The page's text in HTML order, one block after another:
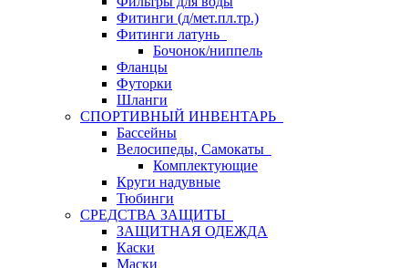
Фитинги (д/мет.пл.тр.)
Фитинги латунь
Бочонок/ниппель
Фланцы
Футорки
Шланги
СПОРТИВНЫЙ ИНВЕНТАРЬ
Бассейны
Велосипеды, Самокаты
Комплектующие
Круги надувные
Тюбинги
СРЕДСТВА ЗАЩИТЫ
ЗАЩИТНАЯ ОДЕЖДА
Каски
Маски